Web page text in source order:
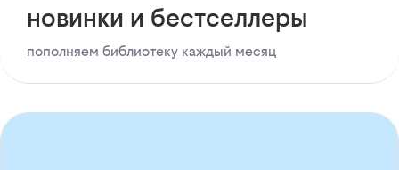
новинки и бестселлеры
пополняем библиотеку каждый месяц